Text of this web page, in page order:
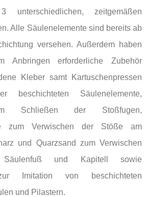
unterschiedlichen, zeitgemäßen
Alle Säulenelemente sind bereits ab
versehen. Außerdem haben
erforderliche Zubehör
Kleber samt Kartuschenpressen
beschichteten Säulenelemente,
Schließen der Stoßfugen,
zum Verwischen der Stöße am
und Quarzsand zum Verwischen
und Kapitell sowie
Imitation von beschichteten
und Pilastern.